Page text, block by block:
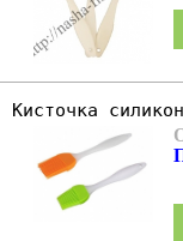
Кисточка